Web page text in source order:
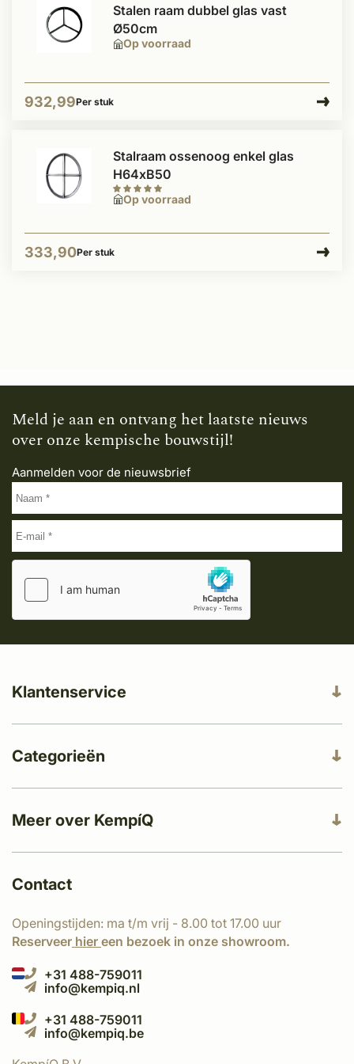
Op voorraad
Stalen raam dubbel glas vast
Ø50cm
932,99Per stuk
Op voorraad
Stalraam ossenoog enkel glas
H64xB50
333,90Per stuk
Meld je aan en ontvang het laatste nieuws
over onze kempische bouwstijl!
Aanmelden voor de nieuwsbrief
Meer over KempíQ
Klantenservice
Categorieën
Contact
Openingstijden: ma t/m vrij - 8.00 tot 17.00 uur
Reserveer hier een bezoek in onze showroom.
+31 488-759011
info@kempiq.nl
+31 488-759011
info@kempiq.be